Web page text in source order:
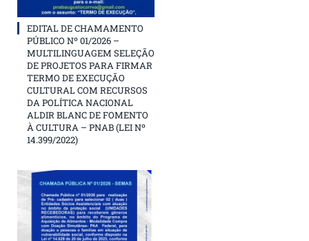
EDITAL DE CHAMAMENTO
PÚBLICO Nº 01/2026 –
MULTILINGUAGEM SELEÇÃO
DE PROJETOS PARA FIRMAR
TERMO DE EXECUÇÃO
CULTURAL COM RECURSOS
DA POLÍTICA NACIONAL
ALDIR BLANC DE FOMENTO
À CULTURA – PNAB (LEI Nº
14.399/2022)